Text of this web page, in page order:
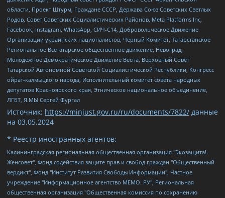
области, Проект Штурм, Граждане СССР, Держава Союз Советских Светлых
Родов, Совет Советских Социалистических Районов, Meta Platforms Inc,
Facebook, Instagram, WhatsApp, СИЧ-С14, Добровольческое Движение
Организации украинских националистов, Черный Комитет, Татарстанское
Региональное Всетатарское общественное движение, Невоград,
Молодежное Демократическое Движение Весна, Верховный Совет
Татарской Автономной Советской Социалистической Республики, Конгресс
ойрат-калмыцкого народа, Исполнительный комитет совета народных
депутатов Красноярского края, Этническое национальное объединение,
ЛГБТ, Я.МЫ Сергей Фургал
Источник: https://minjust.gov.ru/ru/documents/7822/ данные
на 03.05.2024
* Реестр иностранных агентов:
Калининградская региональная общественная организация "Экозащита!-Женсовет", Фонд содействия защите прав и свобод граждан "Общественный вердикт", Фонд "Институт Развития Свободы Информации", Частное учреждение "Информационное агентство МЕМО. РУ", Региональная общественная организация "Общественная комиссия по сохранению наследия академика Сахарова", Фонд поддержки свободы прессы, Санкт-Петербургская общественная правозащитная организация "Гражданский контроль", Межрегиональная общественная организация "Информационно-просветительский центр "Мемориал", Региональный Фонд "Центр Защиты Прав Средств Массовой Информации", с 05.12.2023 Фонд "Центр Защиты Прав Средств массовой информации", Региональная общественная благотворительная организация помощи беженцам и мигрантам "Гражданское содействие", Негосударственное образовательное учреждение дополнительного профессионального образования (повышение квалификации) специалистов "АКАДЕМИЯ ПО ПРАВАМ ЧЕЛОВЕКА", Свердловская региональная общественная организация "Сутяжник", Автономная некоммерческая организация "Центр независимых социологических исследований", Союз общественных объединений "Российский исследовательский центр по правам человека", Региональное общественное учреждение научно-информационный центр "МЕМОРИАЛ", Некоммерческая организация "Фонд защиты гласности", Автономная некоммерческая организация "Институт прав человека", Городская общественная организация "Екатеринбургское общество "МЕМОРИАЛ", Городская общественная организация "Рязанское историко-просветительское и правозащитное общество "Мемориал" (Рязанский Мемориал), Челябинский региональный орган общественной самодеятельности – женское общественное объединение "Женщины Евразии", Челябинский региональный орган общественной самодеятельности "Уральская правозащитная группа", Фонд содействия защите здоровья и социальной справедливости имени Андрея Рылькова, Автономная Некоммерческая Организация "Аналитический Центр Юрия Левады", Автономная некоммерческая организация социальной поддержки населения "Проект Апрель", Региональная общественная организация помощи женщинам и детям, находящимся в кризисной ситуации "Информационно-методический центр "Анна", Фонд содействия развитию массовых коммуникаций и правовому просвещению "Так-так-Так", Фонд содействия устойчивому развитию "Серебряная тайга", Свердловский региональный общественный фонд социальных проектов "Новое время", "Idel.Реалии", Кавказ.Реалии, Крым.Реалии, Телеканал Настоящее Время, Татаро-башкирская служба Радио Свобода (Azatliq Radiosi), Радио Свободная Европа/Радио Свобода (PCE/PC), "Сибирь.Реалии", "Фактограф", Благотворительный фонд помощи осужденным и их семьям, Автономная некоммерческая организация "Институт глобализации и социальных движений", Фонд "В защиту прав заключенных", Частное учреждение "Центр поддержки и содействия развитию средств массовой информации", Пензенский региональный общественный благотворительный фонд "Гражданский союз", "Север.Реалии", Некоммерческая организация Фонд "Правовая инициатива", Общество с ограниченной ответственностью "Радио Свободная Европа/Радио Свобода", Чешское информационное агентство "MEDIUM-ORIENT", Красноярская региональная общественная организация "Мы против СПИДа", Камалягин Денис Николаевич, Маркелов Сергей Евгеньевич, Пономарев Лев Александрович, Савицкая Людмила Алексеевна, Автономная некоммерческая организация "Центр по работе с проблемой насилия "НАСИЛИЮ.НЕТ", Межрегиональный профессиональный союз работников здравоохранения "Альянс врачей", Юридическое лицо, зарегистрированное в Латвийской Республике, SIA "Medusa Project" (регистрационный номер 40103797863, дата регистрации 10.06.2014), Некоммерческая организация "Фонд по борьбе с коррупцией", Автономная некоммерческая организация "Институт права и публичной политики", Баданин Роман Сергеевич, Гликин Максим Александрович, Железнова Мария Михайловна, Лукьянова Юлия Сергеевна, Маетная Елизавета Витальевна, Маняхин Петр Борисович, Чуракова Ольга Владимировна, Ярош Юлия Петровна, Юридическое лицо "The Insider SIA", зарегистрированное в Риге, Латвийская Республика (дата регистрации 26.06.2015), являющееся администратором доменного имени интернет-издания "The Insider SIA", https://theins.ru, Постернак Алексей Евгеньевич, Рубин Михаил Аркадьевич, Анин Роман Александрович, Юридическое лицо Istories fonds, зарегистрированное в Латвийской Республике (регистрационный номер 50008295751, дата регистрации 24.02.2020), Великовский Дмитрий Александрович, Долинина Ирина Николаевна, Мароховская Алеся Алексеевна, Шлейнов Роман Юрьевич, Шмагун Олеся Валентиновна, Общество с ограниченной ответственностью "Альтаир 2021", Общество с ограниченной ответственностью "Вега 2021", Общество с ограниченной ответственностью "Главный редактор 2021", Общество с ограниченной ответственностью "Ромашки монолит", Важенков Артем Валерьевич, Ивановская областная общественная организация "Центр гендерных исследований", Гурман Юрий Альбертович, Медиапроект "ОВД-Инфо", Егоров Владимир Владимирович, Жилинский Владимир Александрович, Общество с ограниченной ответственностью "ЗП", Иванова София Юрьевна, Карезина Инна Павловна, Кильтау Екатерина Викторовна, Петров Алексей Викторович, Пискунов Сергей Евгеньевич, Смирнов Сергей Сергеевич, Тихонов Михаил Сергеевич, Общество с ограниченной ответственностью "ЖУРНАЛИСТ-ИНОСТРАННЫЙ АГЕНТ", Арапова Галина Юрьевна, Вольтская Татьяна Анатольевна, Американская компания "Mason G.E.S. Anonymous Foundation" (США), являющаяся владельцем интернет-издания https://mnews.world/, Компания "Stichting Bellingcat", зарегистрированная в Нидерландах (дата регистрации 11.07.2018), Захаров Андрей Вячеславович, Клепиковская Екатерина Дмитриевна, Общество с ограниченной ответственностью "МЕМО", Перл Роман Александрович, Симонов Евгений Алексеевич, Соловьева Елена Анатольевна, Сотников Даниил Владимирович, Сурначева Елизавета Дмитриевна, Автономная некоммерческая организация по защите прав человека и информированию населения "Якутия – Наше Мнение", Общество с ограниченной ответственностью "Москоу диджитал медиа", с 26.01.2023 Общество с ограниченной ответственностью "Чайка Белые сады", Ветошкина Валерия Валерьевна, Заговора Максим Александрович, Межрегиональное общественное движение "Российская ЛГБТ - сеть", Оленичев Максим Владимирович, Павлов Иван Юрьевич, Скворцова Елена Сергеевна, Общество с ограниченной ответственностью "Как бы инагент", Кочетков Игорь Викторович, Общество с ограниченной ответственностью "Честные выборы", Еланчик Олег Александрович, Общество с ограниченной ответственностью "Нобелевский призыв", Гималова Регина Эмилевна, Григорьев Андрей Валерьевич, Григорьева Алина Александровна, Ассоциация по содействию защите прав призывников, альтернативнослужащих и военнослужащих "Правозащитная группа "Гражданин.Армия.Право", Хисамова Регина Фаритовна, Автономная некоммерческая организация по реализации социально-правовых программ "Лилит", Дальневосточное общественное движение "Маяк", Санкт-Петербургская ЛГБТ-инициативная группа "Выход", Инициативная группа ЛГБТ+ "Реверс", Алексеев Андрей Викторович, Бекбулатова Таисия Львовна, Беляев Иван Михайлович, Владыкина Елена Сергеевна, Гельман Марат Александрович, Никульшина Вероника Юрьевна, Толоконникова Надежда Андреевна, Шендерович Виктор Анатольевич, Общество с ограниченной ответственностью "Данное сообщение", Общество с ограниченной ответственностью Издательский дом "Новая глава", Айнбиндер Александра Александровна, Московский комьюнити-центр для ЛГБТ+инициатив, Благотворительный фонд развития филантропии, Deutsche Welle (Германия, Kurt-Schumacher-Strasse 3, 53113 Bonn), Борзунова Мария Михайловна, Воробьев Виктор Викторович, Голубева Анна Львовна, Константинова Алла Михайловна, Малкова Ирина Владимировна, Мурадов Мурад Абдулгалимович, Осетинская Елизавета Николаевна, Понасенков Евгений Николаевич, Ганапольский Матвей Юрьевич, Киселев Евгений Алексеевич, Борухович Ирина Григорьевна, Дремин Иван Тимофеевич, Дубровский Дмитрий Викторович, Красноярская региональная общественная организация поддержки и развития альтернативных образовательных технологий и межкультурных коммуникаций "ИНТЕРРА", Маяковская Екатерина Алексеевна, Фейгин Марк Захарович, Филимонов Андрей Викторович, Дзугкоева Регина Николаевна, Доброхотов Роман Александрович, Дудь Юрий Александрович, Елкин Сергей Владимирович, Кругликов Кирилл Игоревич, Сабунаева Мария Леонидовна, Семенов Алексей Владимирович, Шаинян Карен Багратович, Шульман Екатерина Михайловна, Асафьев Артур Валерьевич, Вахштайн Виктор Семенович, Венедиктов Алексей Алексеевич, Лушникова Екатерина Евгеньевна, Волков Леонид Михайлович, Невзоров Александр Глебович, Пархоменко Сергей Борисович, Сироткин Ярослав Николаевич, Кара-Мурза Владимир Владимирович, Баранова Наталья Владимировна, Гозман Леонид Яковлевич, Кагарлицкий Борис Юльевич, Климарев Михаил Валерьевич, Милов Владимир Станиславович, Автономная некоммерческая организация Краснодарский центр современного искусства "Типография", Моргенштерн Алишер Тагирович, Соболь Любовь Эдуардовна, Общество с ограниченной ответственностью "ЛИЗА НОРМ", Каспаров Гарри Кимович, Ходорковский Михаил Борисович, Общество с ограниченной ответственностью "Апрельские тезисы", Данилович Ирина Брониславовна, Кашин Олег Владимирович, Петров Николай Владимирович, Пивоваров Алексей Владимирович, Соколов Михаил Владимирович, Цветкова Юлия Владимировна, Чичваркин Евгений Александрович, Комитет против пыток/Команда против пыток, Общество с ограниченной ответственностью "Первый научный", Общество с ограниченной ответственностью "Вертолет и ко", Белоцерковская Вероника Борисовна, Кац Максим Евгеньевич, Лазарева Татьяна Юрьевна, Шаведдинов Руслан Табризович, Яшин Илья Валерьевич, Общество с ограниченной ответственностью "Иноагент ААВ", Алешковский Дмитрий Петрович, Альбац Евгения Марковна, Быков Дмитрий Львович, Галямина Юлия Евгеньевна, Лойко Сергей Леонидович, Мартынов Кирилл Константинович, Медведев Сергей Александрович, Крашенинников Федор Геннадиевич, Гордеева Катерина Вл